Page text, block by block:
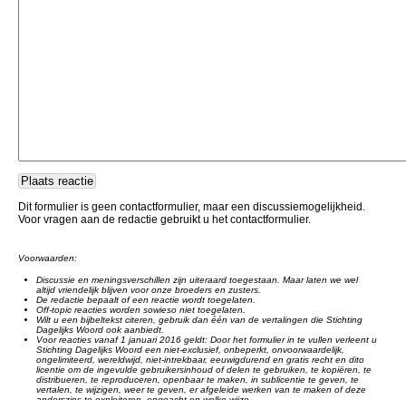
Dit formulier is geen contactformulier, maar een discussiemogelijkheid.
Voor vragen aan de redactie gebruikt u het contactformulier.
Voorwaarden:
Discussie en meningsverschillen zijn uiteraard toegestaan. Maar laten we wel
altijd vriendelijk blijven voor onze broeders en zusters.
De redactie bepaalt of een reactie wordt toegelaten.
Off-topic reacties worden sowieso niet toegelaten.
Wilt u een bijbeltekst citeren, gebruik dan één van de vertalingen die Stichting
Dagelijks Woord ook aanbiedt.
Voor reacties vanaf 1 januari 2016 geldt: Door het formulier in te vullen verleent u
Stichting Dagelijks Woord een niet-exclusief, onbeperkt, onvoorwaardelijk,
ongelimiteerd, wereldwijd, niet-intrekbaar, eeuwigdurend en gratis recht en dito
licentie om de ingevulde gebruikersinhoud of delen te gebruiken, te kopiëren, te
distribueren, te reproduceren, openbaar te maken, in sublicentie te geven, te
vertalen, te wijzigen, weer te geven, er afgeleide werken van te maken of deze